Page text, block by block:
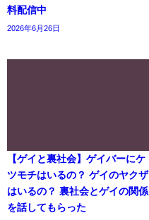
料配信中
2026年6月26日
【ゲイと裏社会】ゲイバーにケ
ツモチはいるの？ ゲイのヤクザ
はいるの？ 裏社会とゲイの関係
を話してもらった